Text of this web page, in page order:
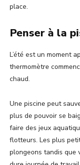
place.
Penser à la
L’été est un moment
thermomètre
chaud.
Une piscine peut
plus de pouvoir se
faire des jeux
flotteurs. Les plus
plongeons tandis que